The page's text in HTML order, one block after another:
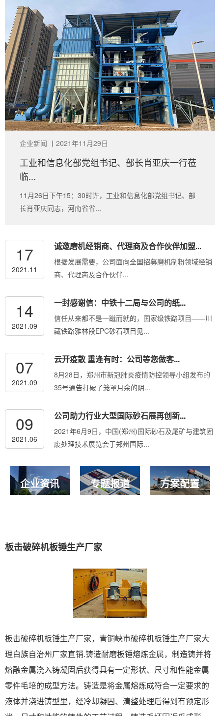
企业新闻 丨 2021年11月29日
工业和信息化部党组书记、部长肖亚庆一行莅
临...
11月26日下午15：30时许，工业和信息化部党组书记、部
长肖亚庆同志，河南省省...
17
2021.11
诚邀磨机经销商、代理商及合作伙伴加盟...
根据发展需要，公司面向全国招募磨机制粉领域经销
商、代理商及合作伙伴...
14
2021.09
一封感谢信：中铁十二局与公司的纸...
信任从来都不是一蹴而就的，国家级铁路项目——川
藏铁路雅林段EPC砂石项目见...
07
2021.09
云开疫散 重逢有时：公司等您做客...
8月28日，郑州市新冠肺炎疫情防控领导小组发布的
35号通告打破了笼罩月余的阴...
09
2021.06
公司助力行业大型国际砂石展再创新...
2021年6月9日，中国(郑州)国际砂石及尾矿与建筑固
废处理技术展览会于郑州国际...
企业资讯 专题报道 方案配置
板击破碎机板锤生产厂家
板击破碎机板锤生产厂家，青铜峡市破碎机板锤生产厂家大
理白族自治州厂家直销.铸造耐磨板锤熔炼金属，制造铸并将
熔融金属浇入铸凝固后获得具有一定形状、尺寸和性能金属
零件毛培的成型方法。铸造是将金属熔炼成符合一定要求的
液体并浇进铸型里，经冷却凝固、清整处理后得到有预定形